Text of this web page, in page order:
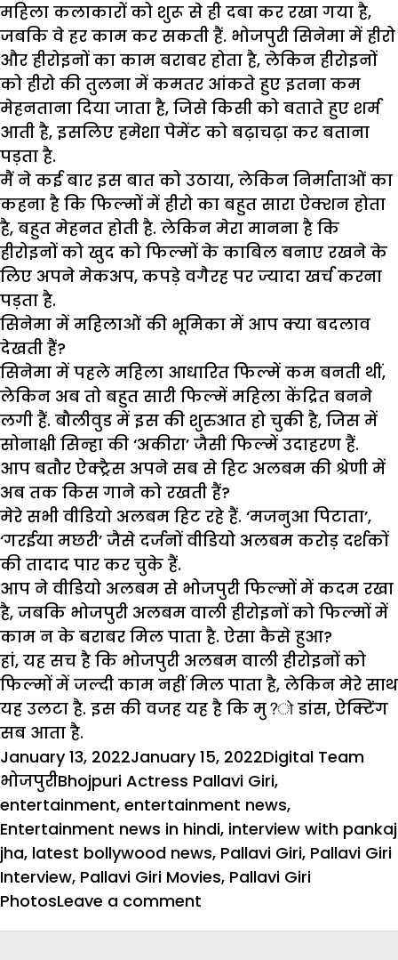
महिला कलाकारों को शुरू से ही दबा कर रखा गया है,
जबकि वे हर काम कर सकती हैं. भोजपुरी सिनेमा में हीरो
और हीरोइनों का काम बराबर होता है, लेकिन हीरोइनों
को हीरो की तुलना में कमतर आंकते हुए इतना कम
मेहनताना दिया जाता है, जिसे किसी को बताते हुए शर्म
आती है, इसलिए हमेशा पेमेंट को बढ़ाचढ़ा कर बताना
पड़ता है.
मैं ने कई बार इस बात को उठाया, लेकिन निर्माताओं का
कहना है कि फिल्मों में हीरो का बहुत सारा ऐक्शन होता
है, बहुत मेहनत होती है. लेकिन मेरा मानना है कि
हीरोइनों को खुद को फिल्मों के काबिल बनाए रखने के
लिए अपने मेकअप, कपड़े वगैरह पर ज्यादा खर्च करना
पड़ता है.
सिनेमा में महिलाओं की भूमिका में आप क्या बदलाव
देखती हैं?
सिनेमा में पहले महिला आधारित फिल्में कम बनती थीं,
लेकिन अब तो बहुत सारी फिल्में महिला केंद्रित बनने
लगी हैं. बौलीवुड में इस की शुरुआत हो चुकी है, जिस में
सोनाक्षी सिन्हा की ‘अकीरा’ जैसी फिल्में उदाहरण हैं.
आप बतौर ऐक्ट्रैस अपने सब से हिट अलबम की श्रेणी में
अब तक किस गाने को रखती हैं?
मेरे सभी वीडियो अलबम हिट रहे हैं. ‘मजनुआ पिटाता’,
‘गरईया मछरी’ जैसे दर्जनों वीडियो अलबम करोड़ दर्शकों
की तादाद पार कर चुके हैं.
आप ने वीडियो अलबम से भोजपुरी फिल्मों में कदम रखा
है, जबकि भोजपुरी अलबम वाली हीरोइनों को फिल्मों में
काम न के बराबर मिल पाता है. ऐसा कैसे हुआ?
हां, यह सच है कि भोजपुरी अलबम वाली हीरोइनों को
फिल्मों में जल्दी काम नहीं मिल पाता है, लेकिन मेरे साथ
यह उलटा है. इस की वजह यह है कि मु?ो डांस, ऐक्टिंग
सब आता है.
Posted
on
January 13, 2022January 15, 2022Author
Digital Team
भोजपुरीTags
Bhojpuri Actress Pallavi Giri,
entertainment, entertainment news,
Entertainment news in hindi, interview with pankaj
jha, latest bollywood news, Pallavi Giri, Pallavi Giri
Interview, Pallavi Giri Movies, Pallavi Giri
PhotosLeave a comment